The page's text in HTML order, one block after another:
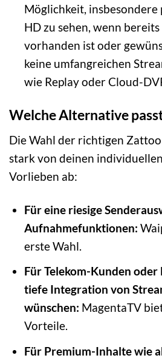
Möglichkeit, insbesondere
HD zu sehen, wenn
vorhanden ist oder
keine umfangreichen
wie Replay oder Cloud-
Welche Alternative
Die Wahl der richtigen
stark von deinen
Vorlieben ab:
Für eine riesige
Aufnahmefunktionen:
erste Wahl.
Für Telekom-Kunden oder
tiefe Integration von
wünschen: MagentaTV
Vorteile.
Für Premium-Inhalte wie